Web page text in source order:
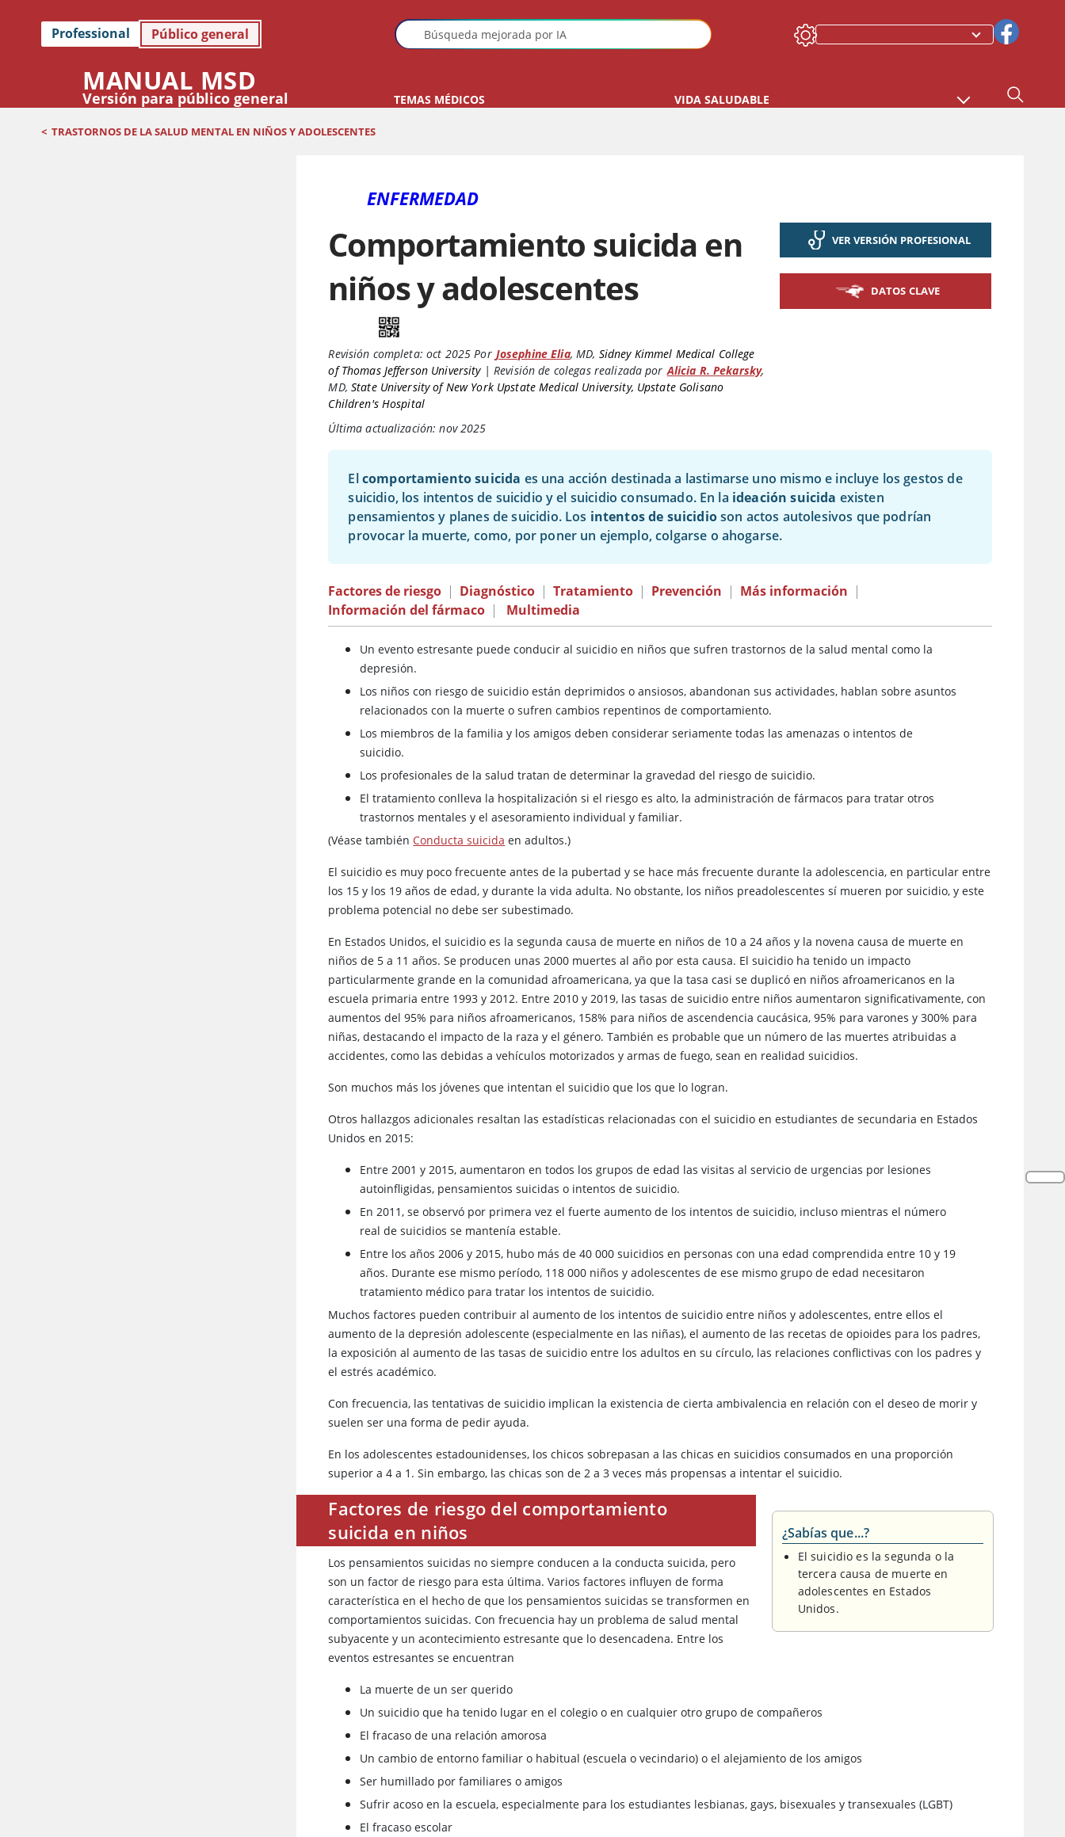
Professional Público general
MANUAL MSD
Versión para público general TEMAS MÉDICOS VIDA SALUDABLE
< TRASTORNOS DE LA SALUD MENTAL EN NIÑOS Y ADOLESCENTES
ENFERMEDAD
Comportamiento suicida en
niños y adolescentes
Revisión completa: oct 2025 Por Josephine Elia, MD, Sidney Kimmel Medical College
of Thomas Jefferson University|Revisión de colegas realizada por Alicia R. Pekarsky,
MD, State University of New York Upstate Medical University, Upstate Golisano
Children's Hospital
Última actualización: nov 2025
VER VERSIÓN PROFESIONAL
DATOS CLAVE
Elcomportamiento suicida es una acción destinada a lastimarse uno mismo e incluye los gestos de
suicidio, los intentos de suicidio y el suicidio consumado. En la ideación suicida existen
pensamientos y planes de suicidio. Los intentos de suicidioson actos autolesivos que podrían
provocar la muerte, como, por poner un ejemplo, colgarse o ahogarse.
Factores de riesgo | Diagnóstico | Tratamiento | Prevención | Más información |
Información del fármaco | Multimedia
Un evento estresante puede conducir al suicidio en niños que sufren trastornos de la salud mental como la
depresión.
Los niños con riesgo de suicidio están deprimidos o ansiosos, abandonan sus actividades, hablan sobre asuntos
relacionados con la muerte o sufren cambios repentinos de comportamiento.
Los miembros de la familia y los amigos deben considerar seriamente todas las amenazas o intentos de
suicidio.
Los profesionales de la salud tratan de determinar la gravedad del riesgo de suicidio.
El tratamiento conlleva la hospitalización si el riesgo es alto, la administración de fármacos para tratar otros
trastornos mentales y el asesoramiento individual y familiar.
(Véase también Conducta suicida en adultos.)
El suicidio es muy poco frecuente antes de la pubertad y se hace más frecuente durante la adolescencia, en particular entre
los 15 y los 19 años de edad, y durante la vida adulta. No obstante, los niños preadolescentes sí mueren por suicidio, y este
problema potencial no debe ser subestimado.
En Estados Unidos, el suicidio es la segunda causa de muerte en niños de 10 a 24 años y la novena causa de muerte en
niños de 5 a 11 años. Se producen unas 2000 muertes al año por esta causa. El suicidio ha tenido un impacto
particularmente grande en la comunidad afroamericana, ya que la tasa casi se duplicó en niños afroamericanos en la
escuela primaria entre 1993 y 2012. Entre 2010 y 2019, las tasas de suicidio entre niños aumentaron significativamente, con
aumentos del 95% para niños afroamericanos, 158% para niños de ascendencia caucásica, 95% para varones y 300% para
niñas, destacando el impacto de la raza y el género. También es probable que un número de las muertes atribuidas a
accidentes, como las debidas a vehículos motorizados y armas de fuego, sean en realidad suicidios.
Son muchos más los jóvenes que intentan el suicidio que los que lo logran.
Otros hallazgos adicionales resaltan las estadísticas relacionadas con el suicidio en estudiantes de secundaria en Estados
Unidos en 2015:
Entre 2001 y 2015, aumentaron en todos los grupos de edad las visitas al servicio de urgencias por lesiones
autoinfligidas, pensamientos suicidas o intentos de suicidio.
En 2011, se observó por primera vez el fuerte aumento de los intentos de suicidio, incluso mientras el número
real de suicidios se mantenía estable.
Entre los años 2006 y 2015, hubo más de 40 000 suicidios en personas con una edad comprendida entre 10 y 19
años. Durante ese mismo período, 118 000 niños y adolescentes de ese mismo grupo de edad necesitaron
tratamiento médico para tratar los intentos de suicidio.
Muchos factores pueden contribuir al aumento de los intentos de suicidio entre niños y adolescentes, entre ellos el
aumento de la depresión adolescente (especialmente en las niñas), el aumento de las recetas de opioides para los padres,
la exposición al aumento de las tasas de suicidio entre los adultos en su círculo, las relaciones conflictivas con los padres y
el estrés académico.
Con frecuencia, las tentativas de suicidio implican la existencia de cierta ambivalencia en relación con el deseo de morir y
suelen ser una forma de pedir ayuda.
En los adolescentes estadounidenses, los chicos sobrepasan a las chicas en suicidios consumados en una proporción
superior a 4 a 1. Sin embargo, las chicas son de 2 a 3 veces más propensas a intentar el suicidio.
¿Sabías que...?
El suicidio es la segunda o la
tercera causa de muerte en
adolescentes en Estados
Unidos.
Factores de riesgo del comportamiento
suicida en niños
Los pensamientos suicidas no siempre conducen a la conducta suicida, pero
son un factor de riesgo para esta última. Varios factores influyen de forma
característica en el hecho de que los pensamientos suicidas se transformen en
comportamientos suicidas. Con frecuencia hay un problema de salud mental
subyacente y un acontecimiento estresante que lo desencadena. Entre los
eventos estresantes se encuentran
La muerte de un ser querido
Un suicidio que ha tenido lugar en el colegio o en cualquier otro grupo de compañeros
El fracaso de una relación amorosa
Un cambio de entorno familiar o habitual (escuela o vecindario) o el alejamiento de los amigos
Ser humillado por familiares o amigos
Sufrir acoso en la escuela, especialmente para los estudiantes lesbianas, gays, bisexuales y transexuales (LGBT)
El fracaso escolar